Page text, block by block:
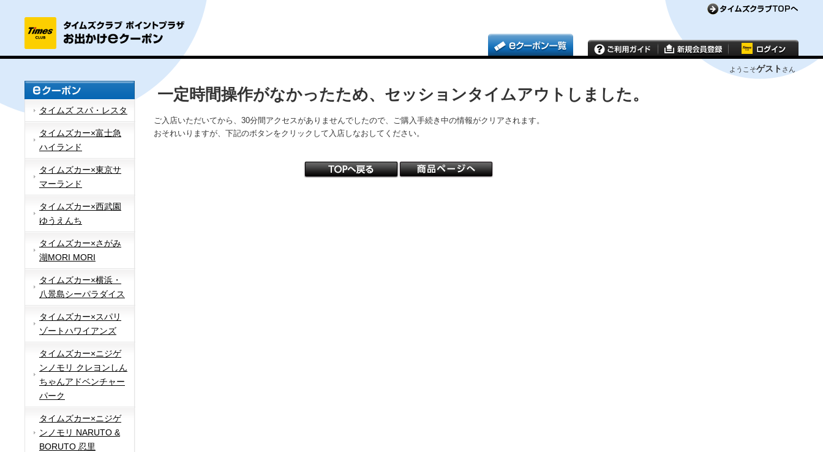
ようこそゲスト さん
タイムズ スパ・レスタ
タイムズカー×富士急
ハイランド
タイムズカー×東京サ
マーランド
タイムズカー×西武園
ゆうえんち
タイムズカー×さがみ
湖MORI MORI
タイムズカー×横浜・
八景島シーパラダイス
タイムズカー×スパリ
ゾートハワイアンズ
タイムズカー×ニジゲ
ンノモリ クレヨンしん
ちゃんアドベンチャー
パーク
タイムズカー×ニジゲ
ンノモリ NARUTO &
BORUTO 忍里
一定時間操作がなかったため、セッションタイムアウトしました。
ご入店いただいてから、30分間アクセスがありませんでしたので、ご購入手続き中の情報がクリアされます。
おそれいりますが、下記のボタンをクリックして入店しなおしてください。